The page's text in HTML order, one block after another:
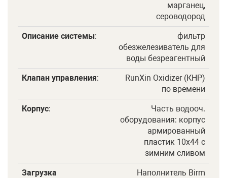
марганец,
сероводород
Описание системы:
фильтр
обезжелезиватель для
воды безреагентный
Клапан управления:
RunXin Oxidizer (КНР)
по времени
Корпус:
Часть водооч.
оборудования: корпус
армированный
пластик 10х44 с
зимним сливом
Загрузка
Наполнитель Birm